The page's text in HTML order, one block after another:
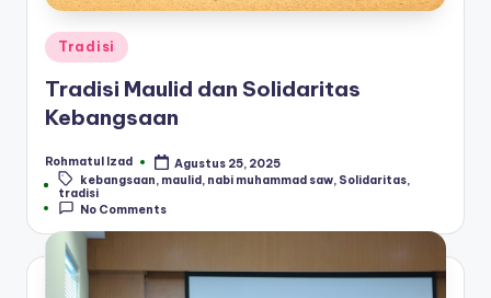
Posted
in
Tradisi
Tradisi Maulid dan Solidaritas
Kebangsaan
Posted
by
Rohmatul Izad
Agustus 25, 2025
Tags:kebangsaan, maulid, nabi muhammad saw, Solidaritas,
tradisi
No Comments